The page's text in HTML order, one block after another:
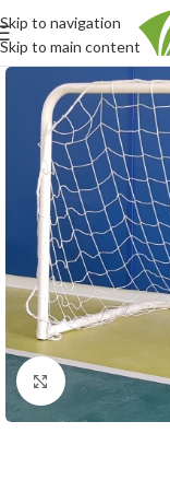
Skip to navigation
Skip to main content
Click to enlarge